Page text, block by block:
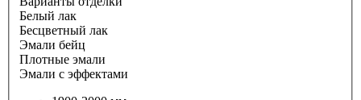
Белый лак
Бесцветный лак
Эмали бейц
Плотные эмали
Эмали с эффектами